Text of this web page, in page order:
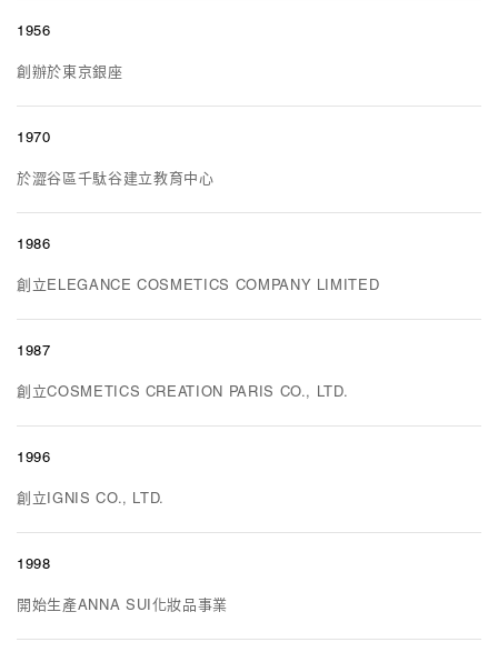
1956
創辦於東京銀座
1970
於澀谷區千駄谷建立教育中心
1986
創立ELEGANCE COSMETICS COMPANY LIMITED
1987
創立COSMETICS CREATION PARIS CO., LTD.
1996
創立IGNIS CO., LTD.
1998
開始生產ANNA SUI化妝品事業